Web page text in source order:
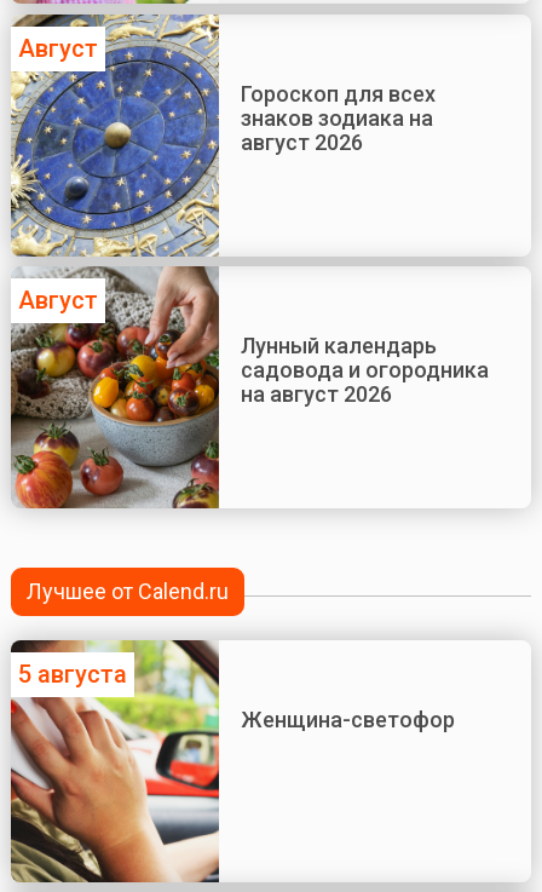
Август
Гороскоп для всех
знаков зодиака на
август 2026
Август
Лунный календарь
садовода и огородника
на август 2026
Лучшее от Calend.ru
5 августа
Женщина-светофор